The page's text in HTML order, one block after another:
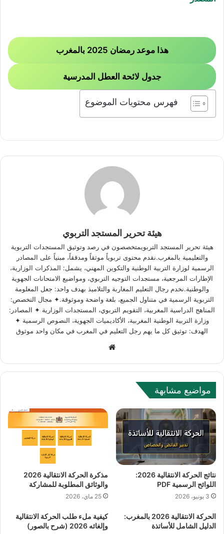
هذا موعد رمضان 2025 بالمغرب
جدول لائحة العطل المدرسية
فهرس محتويات الموضوع
هيئة تحرير المستجد التربوي
هيئة تحرير المستجد التربويمتخصصون في رصد وتوثيق المستجدات التربوية
والتعليمية بالمغرب.نقدم محتوى تربوياً موثقاً ومدققاً، مبنياً على المصادر
الرسمية لوزارة التربية الوطنية والتكوين المهني، يشمل: المذكرات الوزارية،
الإطارات المرجعية، مستجدات التوجيه التربوي، ومواضيع الامتحانات الجهوية
والوطنية.نخدم رجال التعليم المغاربة والتلاميذ بهدف واحد: جعل المعلومة
التربوية الرسمية في متناول الجميع، بلغة واضحة وموثوقة.✦ مجال التخصص:
المناهج الدراسية المغربية، التقويم التربوي، المستجدات الوزارية ✦ المصادر:
وزارة التربية الوطنية المغربية، الأكاديميات الجهوية، النصوص الرسمية ✦
الهدف: توثيق كل ما يهم رجل التعليم في المغرب في مكان واحد موثوق
مواضيع مشابهة
نتائج الحركة الانتقالية 2026:
اللوائح الرسمية PDF
3 يونيو، 2026
مذكرة الحركة الانتقالية 2026
والوثائق المطلوبة للمشاركة
25 ماي، 2026
الحركة الانتقالية 2026 بالمغرب:
الدليل الشامل للأساتذة
كيفية ملء طلب الحركة الانتقالية
وإلغائه 2026 (شرح بالصور)